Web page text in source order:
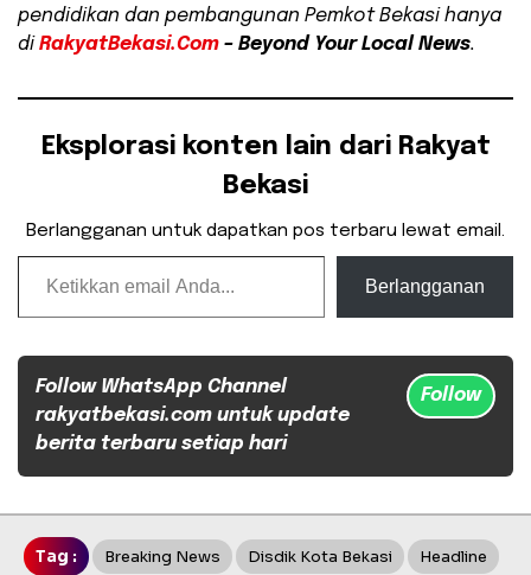
pendidikan dan pembangunan Pemkot Bekasi hanya
di RakyatBekasi.Com – Beyond Your Local News.
Eksplorasi konten lain dari Rakyat
Bekasi
Berlangganan untuk dapatkan pos terbaru lewat email.
Ketikkan email Anda...
Berlangganan
Follow WhatsApp Channel
rakyatbekasi.com untuk update
berita terbaru setiap hari
Follow
Tag : Breaking News Disdik Kota Bekasi Headline